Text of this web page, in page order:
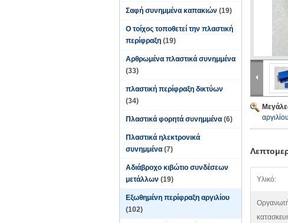
Σαφή συνημμένα καπακιών (19)
Ο τοίχος τοποθετεί την πλαστική
περίφραξη (19)
Αρθρωμένα πλαστικά συνημμένα
(33)
πλαστική περίφραξη δικτύων
(34)
Πλαστικά φορητά συνημμένα (6)
Πλαστικά ηλεκτρονικά
συνημμένα (7)
Αδιάβροχο κιβώτιο συνδέσεων
μετάλλων (19)
Εξωθημένη περίφραξη αργιλίου
(102)
Υλικό: